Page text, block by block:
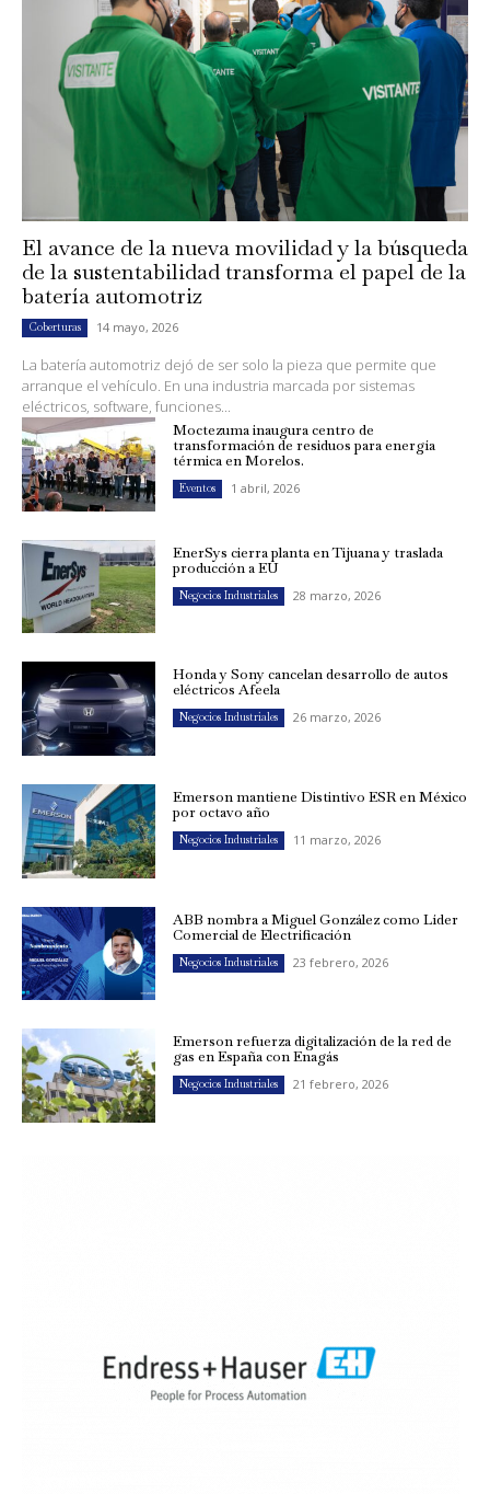
El avance de la nueva movilidad y la búsqueda
de la sustentabilidad transforma el papel de la
batería automotriz
Coberturas 14 mayo, 2026
La batería automotriz dejó de ser solo la pieza que permite que
arranque el vehículo. En una industria marcada por sistemas
eléctricos, software, funciones...
Moctezuma inaugura centro de
transformación de residuos para energía
térmica en Morelos.
Eventos 1 abril, 2026
EnerSys cierra planta en Tijuana y traslada
producción a EU
Negocios Industriales 28 marzo, 2026
Honda y Sony cancelan desarrollo de autos
eléctricos Afeela
Negocios Industriales 26 marzo, 2026
Emerson mantiene Distintivo ESR en México
por octavo año
Negocios Industriales 11 marzo, 2026
ABB nombra a Miguel González como Líder
Comercial de Electrificación
Negocios Industriales 23 febrero, 2026
Emerson refuerza digitalización de la red de
gas en España con Enagás
Negocios Industriales 21 febrero, 2026